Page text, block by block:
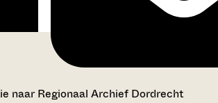
naar Regionaal Archief Dordrecht